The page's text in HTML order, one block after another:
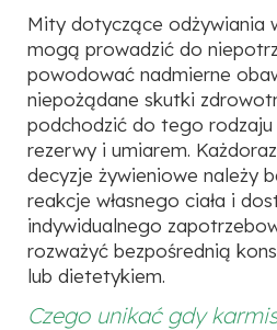
Mity dotyczące odżywiania
mogą prowadzić do
powodować nadmierne
niepożądane skutki
podchodzić do tego
rezerwy i umiarem.
decyzje żywieniowe należy
reakcje własnego ciała i
indywidualnego
rozważyć bezpośrednią
lub dietetykiem.
Czego unikać gdy